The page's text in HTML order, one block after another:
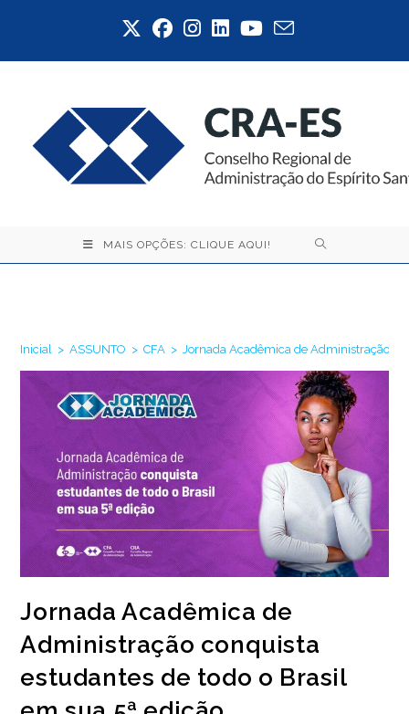
MAIS OPÇÕES: CLIQUE AQUI!
Inicial > ASSUNTO > CFA > Jornada Acadêmica de Administração
Jornada Acadêmica de
Administração conquista
estudantes de todo o Brasil